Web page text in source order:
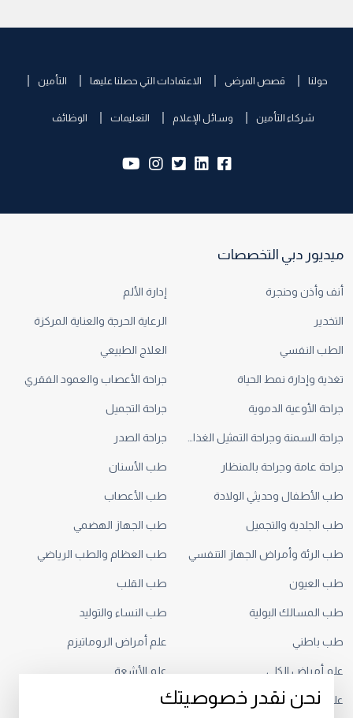
حولنا قصص المرضى الاعتمادات التي حصلنا عليها التأمين
شركاء التأمين وسائل الإعلام التعليمات الوظائف
fb:
lk:
tw:
insta:
yb:
ميديور دبي التخصصات
أنف وأذن وحنجرة إدارة الألم
التخدير الرعاية الحرجة والعناية المركزة
الطب النفسي العلاج الطبيعي
تغذية وإدارة نمط الحياة جراحة الأعصاب والعمود الفقري
جراحة الأوعية الدموية جراحة التجميل
جراحة الصدر
جراحة عامة وجراحة بالمنظار طب الأسنان
طب الأطفال وحديثي الولادة طب الأعصاب
طب الجلدية والتجميل طب الجهاز الهضمي
طب الرئة وأمراض الجهاز التنفسي طب العظام والطب الرياضي
طب العيون طب القلب
طب المسالك البولية طب النساء والتوليد
طب باطني علم أمراض الروماتيزم
علم أمراض الكلى علم الأشعة
علم الأورام علم السمع وأمراض النطقنحن نقدر خصوصيتك